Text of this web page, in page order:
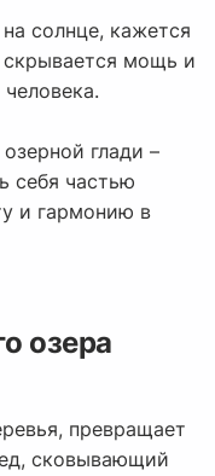
солнце, кажется
мощь и
глади –
себя частью
и гармонию в
озера
превращает
сковывающий